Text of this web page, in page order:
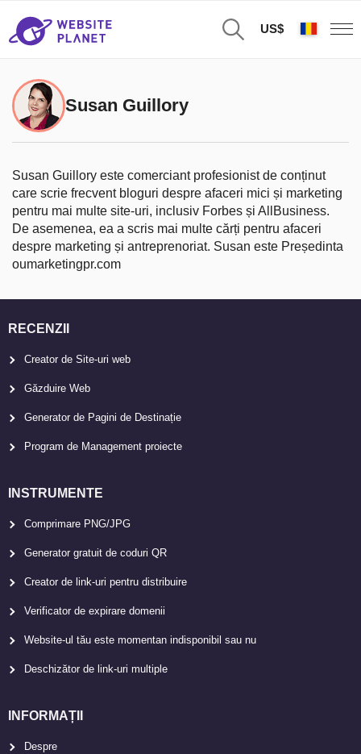
US$
Susan Guillory
Susan Guillory este comerciant profesionist de conținut
care scrie frecvent bloguri despre afaceri mici și marketing
pentru mai multe site-uri, inclusiv Forbes și AllBusiness.
De asemenea, ea a scris mai multe cărți pentru afaceri
despre marketing și antreprenoriat. Susan este Președinta
oumarketingpr.com
RECENZII
Creator de Site-uri web
Găzduire Web
Generator de Pagini de Destinație
Program de Management proiecte
INSTRUMENTE
Comprimare PNG/JPG
Generator gratuit de coduri QR
Creator de link-uri pentru distribuire
Verificator de expirare domenii
Website-ul tău este momentan indisponibil sau nu
Deschizător de link-uri multiple
INFORMAȚII
Despre